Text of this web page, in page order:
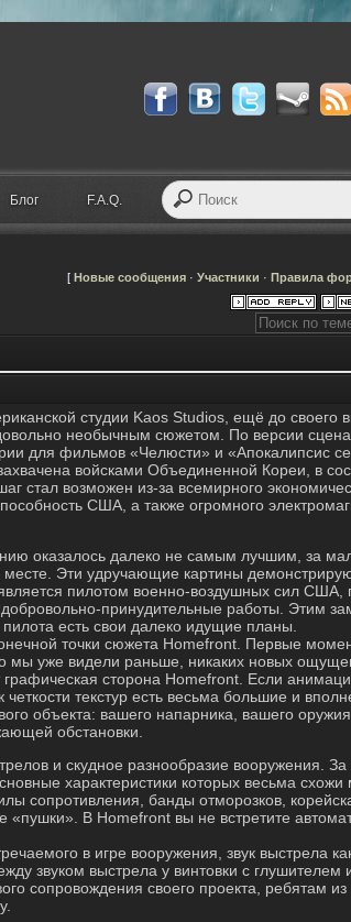
Блог F.A.Q.
[ Новые сообщения · Участники · Правила
студии Kaos Studios, ещё до своего
необычным сюжетом. По версии
для фильмов «Челюсти» и «Апокалипсис
войсками Объединенной Кореи, в
стал возможен из-за всемирного
США, а также огромного
оказалось далеко не самым лучшим, за
Эти удручающие картины
пилотом военно-воздушных сил США,
добровольно-принудительные работы. Этим
есть свои далеко идущие планы.
точки сюжета Homefront. Первые
мы уже видели раньше, никаких новых
графическая сторона Homefront. Если
текстур есть весьма большие и
объекта: вашего напарника, вашего
обстановки.
и скудное разнообразие вооружения.
характеристики которых весьма схожи
сопротивления, банды отморозков,
В Homefront вы не встретите
в игре вооружения, звук выстрела
звуком выстрела у винтовки с глушителем
сопровождения своего проекта, ребятам